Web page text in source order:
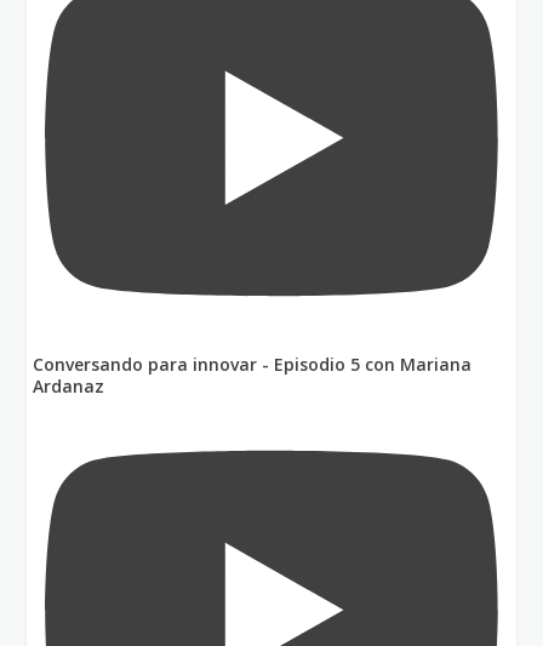
Conversando para innovar - Episodio 5 con Mariana
Ardanaz